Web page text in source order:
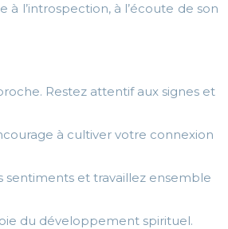
à l’introspection, à l’écoute de son
Restez attentif aux signes et
à cultiver votre connexion
sentiments et travaillez ensemble
du développement spirituel.